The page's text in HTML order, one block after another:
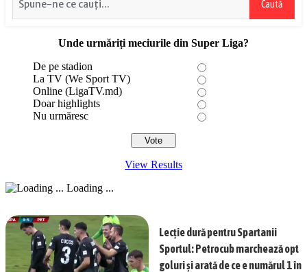
Caută
Unde urmăriți meciurile din Super Liga?
De pe stadion
La TV (We Sport TV)
Online (LigaTV.md)
Doar highlights
Nu urmăresc
View Results
Loading ...
Lecție dură pentru Spartanii
Sportul: Petrocub marchează opt
goluri și arată de ce e numărul 1 în